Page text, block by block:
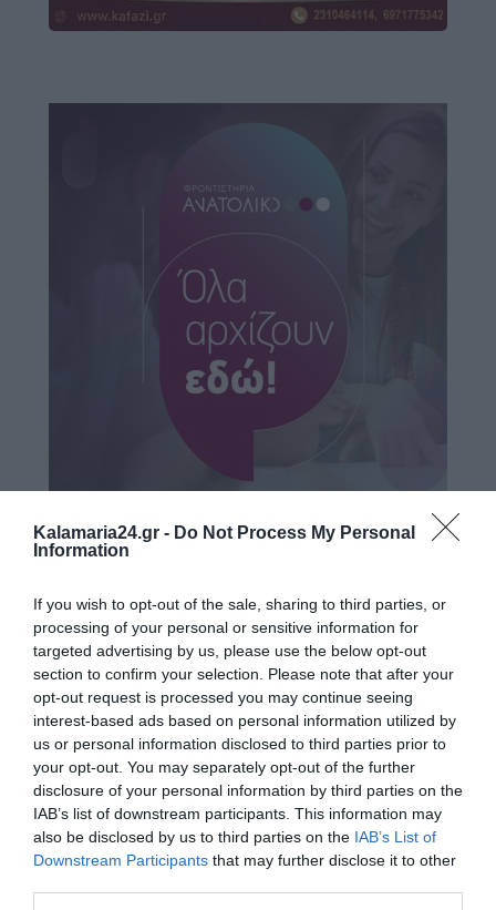
Kalamaria24.gr - Do Not Process My Personal
Information
If you wish to opt-out of the sale, sharing to third parties, or
processing of your personal or sensitive information for
targeted advertising by us, please use the below opt-out
section to confirm your selection. Please note that after your
opt-out request is processed you may continue seeing
interest-based ads based on personal information utilized by
us or personal information disclosed to third parties prior to
your opt-out. You may separately opt-out of the further
disclosure of your personal information by third parties on the
IAB’s list of downstream participants. This information may
also be disclosed by us to third parties on the IAB’s List of
Downstream Participants that may further disclose it to other
34
34°
25°
Θεσσαλονίκη
Πέμπτη, 06
Παρασκευή+37°+26°
Σάββατο
+37°+25°
Κυριακή
+ 38°+27°
Δευτέρα
+34°+26°
Τρίτη
+36°+24°